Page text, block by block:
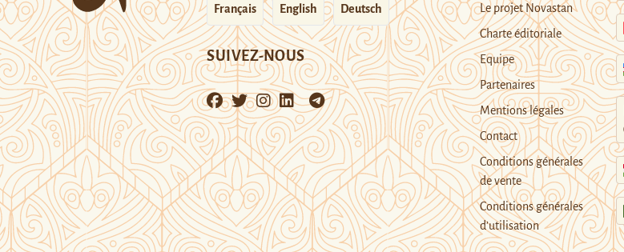
Français English Deutsch
SUIVEZ-NOUS
Le projet Novastan
Charte éditoriale
Equipe
Partenaires
Mentions légales
Contact
Conditions générales
de vente
Conditions générales
d’utilisation